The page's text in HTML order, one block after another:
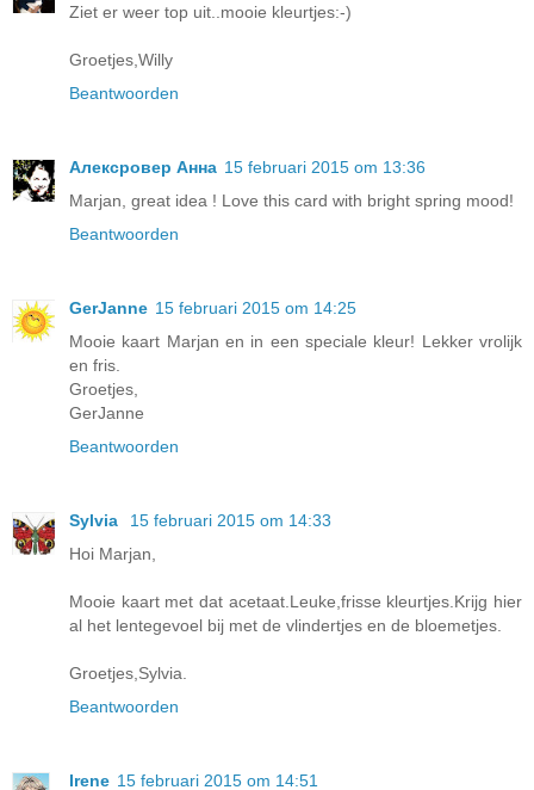
Ziet er weer top uit..mooie kleurtjes:-)
Groetjes,Willy
Beantwoorden
Алексровер Анна 15 februari 2015 om 13:36
Marjan, great idea ! Love this card with bright spring mood!
Beantwoorden
GerJanne 15 februari 2015 om 14:25
Mooie kaart Marjan en in een speciale kleur! Lekker vrolijk
en fris.
Groetjes,
GerJanne
Beantwoorden
Sylvia
15 februari 2015 om 14:33
Hoi Marjan,
Mooie kaart met dat acetaat.Leuke,frisse kleurtjes.Krijg hier
al het lentegevoel bij met de vlindertjes en de bloemetjes.
Groetjes,Sylvia.
Beantwoorden
Irene 15 februari 2015 om 14:51